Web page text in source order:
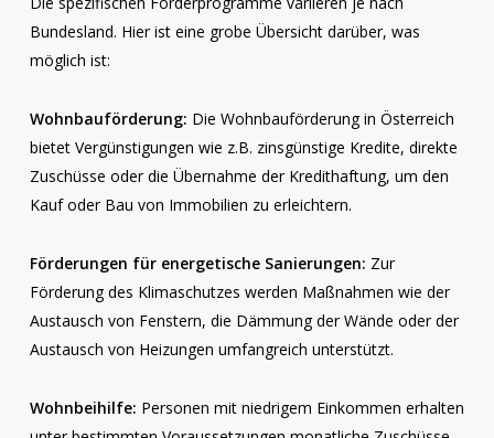
Bundesland. Hier ist eine grobe Übersicht darüber, was
möglich ist:
Wohnbauförderung: Die Wohnbauförderung in Österreich
bietet Vergünstigungen wie z.B. zinsgünstige Kredite, direkte
Zuschüsse oder die Übernahme der Kredithaftung, um den
Kauf oder Bau von Immobilien zu erleichtern.
Förderungen für energetische Sanierungen: Zur
Förderung des Klimaschutzes werden Maßnahmen wie der
Austausch von Fenstern, die Dämmung der Wände oder der
Austausch von Heizungen umfangreich unterstützt.
Wohnbeihilfe: Personen mit niedrigem Einkommen erhalten